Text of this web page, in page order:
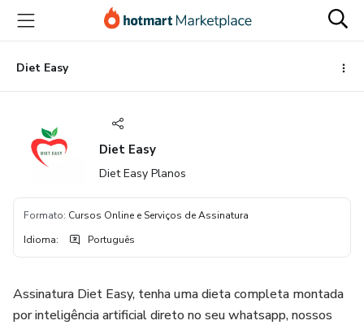
para
conteúdo
principal
para
pagamento
para
rodapé
Diet Easy
Diet Easy
Diet Easy Planos
Formato: Cursos Online e Serviços de Assinatura
Idioma: Português
Assinatura Diet Easy, tenha uma dieta completa montada
por inteligência artificial direto no seu whatsapp, nossos